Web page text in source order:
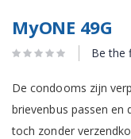
MyONE 49G
Be the
De condooms zijn
brievenbus passen en
toch zonder